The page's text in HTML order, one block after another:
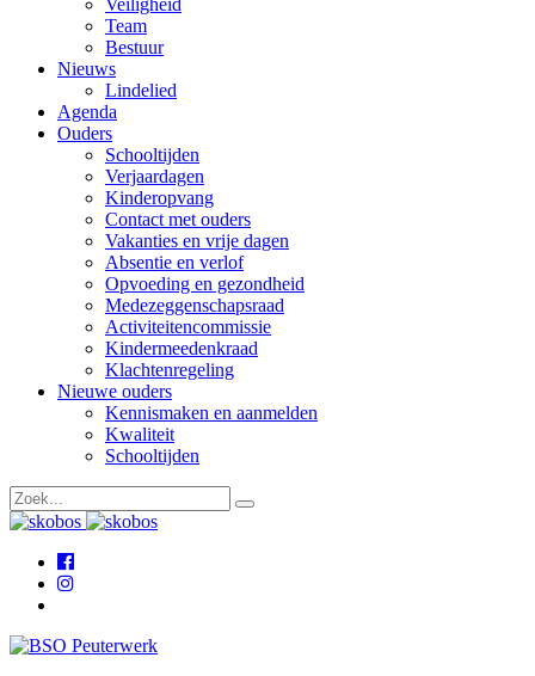
Veiligheid
Team
Bestuur
Nieuws
Lindelied
Agenda
Ouders
Schooltijden
Verjaardagen
Kinderopvang
Contact met ouders
Vakanties en vrije dagen
Absentie en verlof
Opvoeding en gezondheid
Medezeggenschapsraad
Activiteitencommissie
Kindermeedenkraad
Klachtenregeling
Nieuwe ouders
Kennismaken en aanmelden
Kwaliteit
Schooltijden